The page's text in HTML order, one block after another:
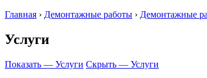
Главная › Демонтажные работы › Демонтажные
Услуги
Показать — Услуги Скрыть — Услуги